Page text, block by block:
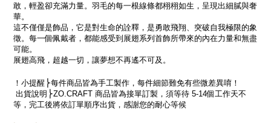
敢，輕盈卻充滿力量。羽毛的每一根線條都栩栩如生，呈現出細膩與奢
華。
這不僅僅是飾品，它是對生命的詮釋，是勇敢飛翔、突破自我極限的象
徵。每一個佩戴者，都能感受到展翅系列首飾所帶來的內在力量和無盡
可能。
展翅高飛，超越一切，讓夢想不再遙不可及。
！小提醒 ⎬每件商品皆為手工製作，每件細節難免有些微差異唷！
出貨說明 ⎬ZO.CRAFT 商品皆為接單訂製，須等待 5-14個工作天不
等，完工後將依訂單順序出貨，感謝您的耐心等候